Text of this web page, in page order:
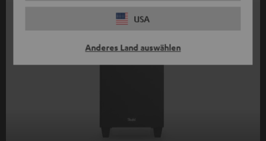
USA
Anderes Land auswählen